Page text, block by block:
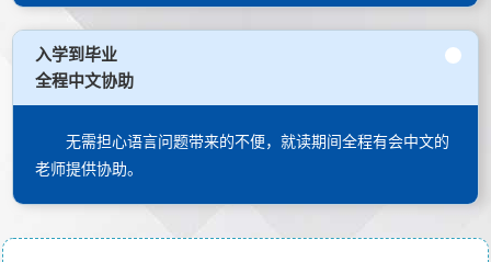
入学到毕业
全程中文协助
无需担心语言问题带来的不便，就读期间全程有会中文的
老师提供协助。